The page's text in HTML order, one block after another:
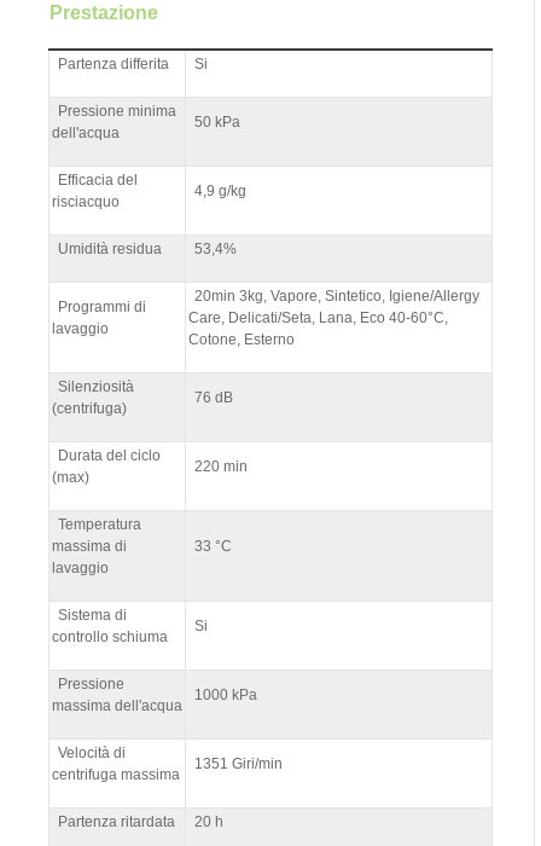
Prestazione
Partenza differita Si
Pressione minima
dell'acqua
50 kPa
Efficacia del
risciacquo
4,9 g/kg
Umidità residua 53,4%
Programmi di
lavaggio
20min 3kg, Vapore, Sintetico, Igiene/Allergy
Care, Delicati/Seta, Lana, Eco 40-60°C,
Cotone, Esterno
Silenziosità
(centrifuga)
76 dB
Durata del ciclo
(max)
220 min
Temperatura
massima di
lavaggio
33 °C
Sistema di
controllo schiuma
Si
Pressione
massima dell'acqua
1000 kPa
Velocità di
centrifuga massima
1351 Giri/min
Partenza ritardata 20 h